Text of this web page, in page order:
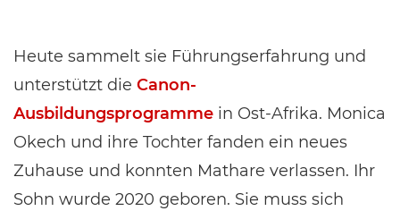
Heute sammelt sie Führungserfahrung und
unterstützt die Canon-
Ausbildungsprogramme in Ost-Afrika. Monica
Okech und ihre Tochter fanden ein neues
Zuhause und konnten Mathare verlassen. Ihr
Sohn wurde 2020 geboren. Sie muss sich